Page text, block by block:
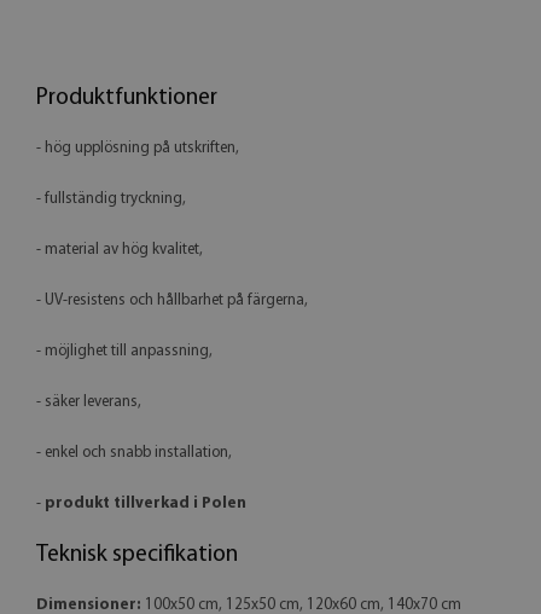
Produktfunktioner
- hög upplösning på utskriften,
- fullständig tryckning,
- material av hög kvalitet,
- UV-resistens och hållbarhet på färgerna,
- möjlighet till anpassning,
- säker leverans,
- enkel och snabb installation,
- produkt tillverkad i Polen
Teknisk specifikation
Dimensioner: 100x50 cm, 125x50 cm, 120x60 cm, 140x70 cm